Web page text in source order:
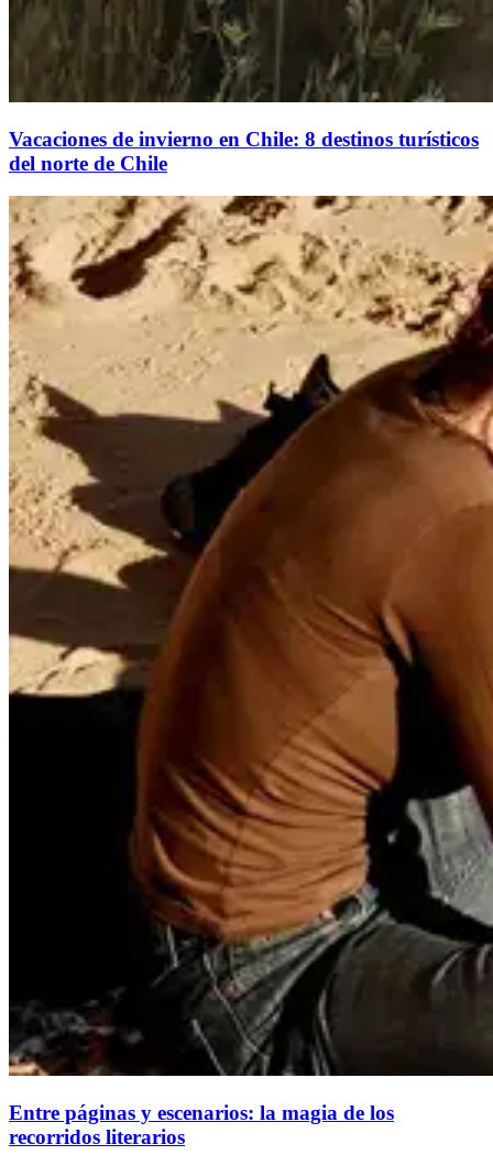
Vacaciones de invierno en Chile: 8 destinos turísticos
del norte de Chile
Entre páginas y escenarios: la magia de los
recorridos literarios